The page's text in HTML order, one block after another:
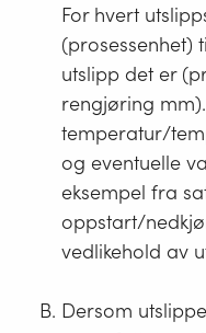
For hvert
(prosessenhet)
utslipp det er
rengjøring
temperatur/
og eventuelle
eksempel fra
oppstart/
vedlikehold av
Dersom